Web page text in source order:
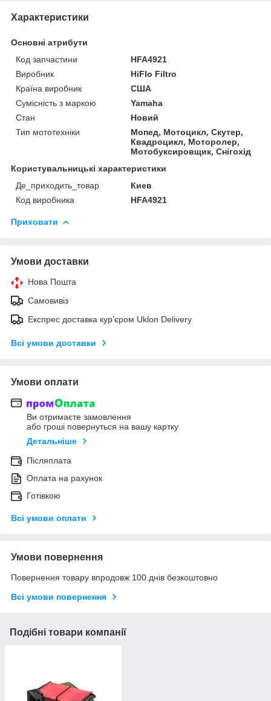
Характеристики
Основні атрибути
Код запчастини
HFA4921
Виробник
HiFlo Filtro
Країна виробник
США
Сумісність з маркою
Yamaha
Стан
Новий
Тип мототехніки
Мопед, Мотоцикл, Скутер,
Квадроцикл, Моторолер,
Мотобуксировщик, Снігохід
Користувальницькі характеристики
Де_приходить_товар
Киев
Код виробника
HFA4921
Приховати
Умови доставки
Нова Пошта
Самовивіз
Експрес доставка кур’єром Uklon Delivery
Всі умови доставки
Умови оплати
Ви отримаєте замовлення
або гроші повернуться на вашу картку
Детальніше
Післяплата
Оплата на рахунок
Готівкою
Всі умови оплати
Умови повернення
Повернення товару впродовж 100 днів безкоштовно
Всі умови повернення
Подібні товари компанії